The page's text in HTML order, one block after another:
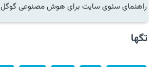
راهنمای سئوی سایت برای هوش مصنوعی گوگل
تگها